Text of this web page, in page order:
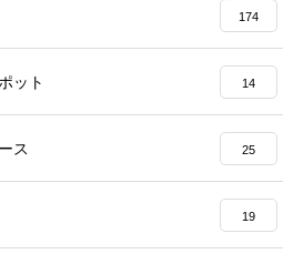
174
ット 14
ス 25
19